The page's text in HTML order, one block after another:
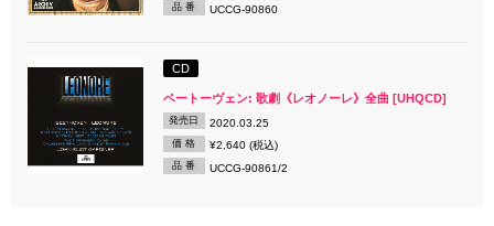
品 番 UCCG-90860
CD
ベートーヴェン: 歌劇《レオノーレ》全曲 [UHQCD]
発売日 2020.03.25
価 格 ¥2,640 (税込)
品 番 UCCG-90861/2